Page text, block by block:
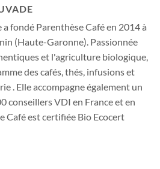
fondé Parenthèse Café en 2014 à
(Haute-Garonne). Passionnée
et l'agriculture biologique,
des cafés, thés, infusions et
. Elle accompagne également un
conseillers VDI en France et en
Café est certifiée Bio Ecocert